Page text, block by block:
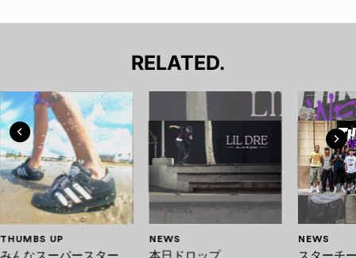
RELATED.
THUMBS UP NEWS NEWS